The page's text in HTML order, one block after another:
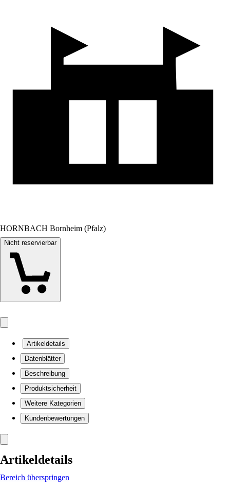
HORNBACH Bornheim (Pfalz)
Nicht reservierbar
Artikeldetails
Datenblätter
Beschreibung
Produktsicherheit
Weitere Kategorien
Kundenbewertungen
Artikeldetails
Bereich überspringen